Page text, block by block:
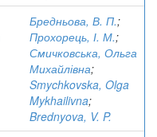
Бредньова, В. П.;
Прохорець, І. М.;
Смичковська, Ольга
Михайлівна;
Smychkovska, Olga
Mykhailivna;
Brednyova, V. P.